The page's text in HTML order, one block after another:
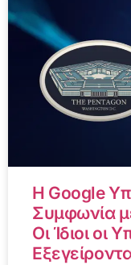
Η Google
Συμφωνία
Οι Ίδιοι οι